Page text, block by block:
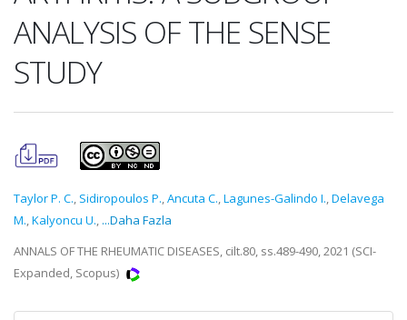
ANALYSIS OF THE SENSE
STUDY
Taylor P. C., Sidiropoulos P.,Ancuta C.,Lagunes-Galindo I.,Delavega
M.,Kalyoncu U., ...Daha Fazla
ANNALS OF THE RHEUMATIC DISEASES, cilt.80, ss.489-490, 2021 (SCI-
Expanded, Scopus)